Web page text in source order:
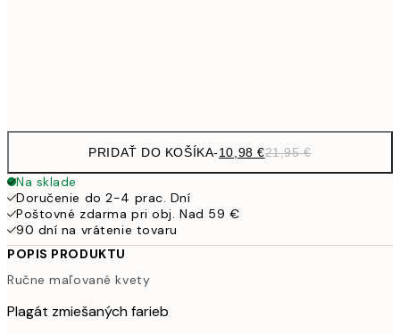
PRIDAŤ DO KOŠÍKA-10,98 €21,95 €
Na sklade
Doručenie do 2-4 prac. Dní
Poštovné zdarma pri obj. Nad 59 €
90 dní na vrátenie tovaru
POPIS PRODUKTU
Ručne maľované kvety
Plagát zmiešaných farieb